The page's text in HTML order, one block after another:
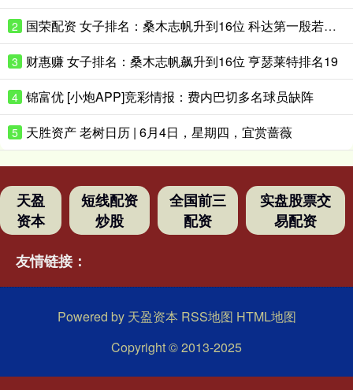
2 国荣配资 女子排名：桑木志帆升到16位 科达第一殷若宁第八
3 财惠赚 女子排名：桑木志帆飙升到16位 亨瑟莱特排名19
4 锦富优 [小炮APP]竞彩情报：费内巴切多名球员缺阵
5 天胜资产 老树日历 | 6月4日，星期四，宜赏蔷薇
天盈
资本
短线配资
炒股
全国前三
配资
实盘股票交
易配资
友情链接：
Powered by 天盈资本 RSS地图 HTML地图
Copyright© 2013-2025